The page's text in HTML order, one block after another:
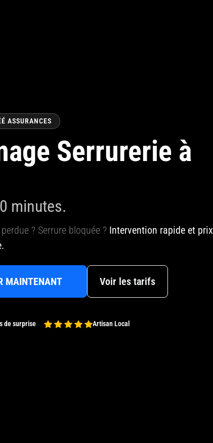
ASSURANCES
Serrurerie à
minutes.
? Serrure bloquée ? Intervention rapide et prix
MAINTENANT Voir les tarifs
de surprise Artisan Local